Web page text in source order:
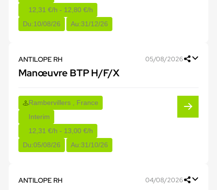
12,31 €/h - 12,80 €/h
Du:10/08/26 Au:31/12/26
ANTILOPE RH 05/08/2026
Manœuvre BTP H/F/X
Rambervillers , France
Interim
12,31 €/h - 13,00 €/h
Du:05/08/26 Au:31/10/26
ANTILOPE RH 04/08/2026